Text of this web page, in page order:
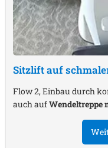
Sitzlift auf
Flow 2, Einbau durch
auch aufWendeltreppe